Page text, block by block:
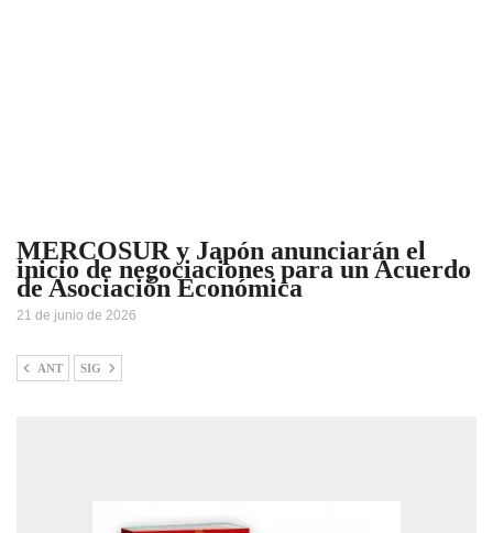
MERCOSUR y Japón anunciarán el
inicio de negociaciones para un Acuerdo
de Asociación Económica
21 de junio de 2026
ANT SIG